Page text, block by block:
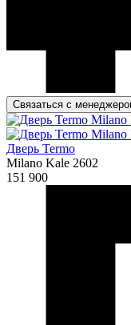
Связаться с
Дверь Termo
Milano Kale 2602
151 900